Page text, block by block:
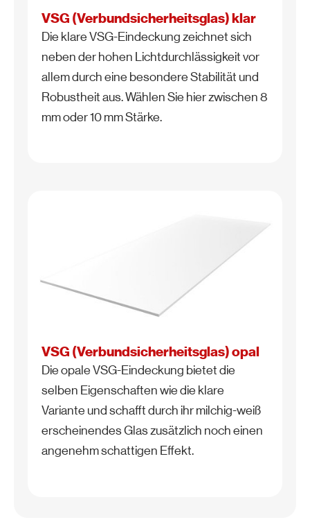
VSG (Verbundsicherheitsglas) klar
Die klare VSG-Eindeckung zeichnet sich
neben der hohen Lichtdurchlässigkeit vor
allem durch eine besondere Stabilität und
Robustheit aus. Wählen Sie hier zwischen 8
mm oder 10 mm Stärke.
VSG (Verbundsicherheitsglas) opal
Die opale VSG-Eindeckung bietet die
selben Eigenschaften wie die klare
Variante und schafft durch ihr milchig-weiß
erscheinendes Glas zusätzlich noch einen
angenehm schattigen Effekt.